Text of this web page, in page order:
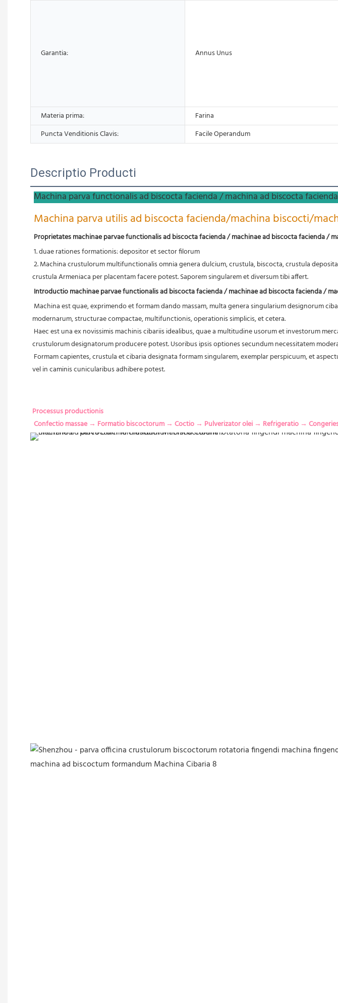
Garantia: Annus Unus
Materia prima:
Farina
Puncta Venditionis Clavis:
Facile Operandum
Descriptio Producti
Machina parva functionalis ad biscocta facienda / machina ad biscocta
Machina parva utilis ad biscocta facienda/machina biscocti/
Proprietates machinae parvae functionalis ad biscocta facienda / machinae ad biscocta facienda /
1. duae rationes formationis: depositor et sector filorum
crustula Armeniaca per placentam facere potest. Saporem singularem et diversum tibi affert.
Introductio machinae parvae functionalis ad biscocta facienda / machinae ad biscocta facienda /
Machina est quae, exprimendo et formam dando massam, multa genera singularium designorum
modernarum, structurae compactae, multifunctionis, operationis simplicis, et cetera.
Haec est una ex novissimis machinis cibariis idealibus, quae a multitudine usorum et investorum
crustulorum designatorum producere potest. Usoribus ipsis optiones secundum necessitatem
Formam capientes, crustula et cibaria designata formam singularem, exemplar perspicuum, et
vel in caminis cunicularibus adhibere potest.
Processus productionis
Confectio massae → Formatio biscoctorum → Coctio → Pulverizator olei → Refrigeratio →